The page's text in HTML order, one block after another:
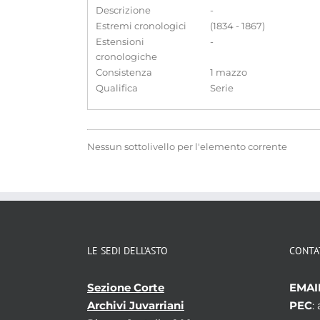
Descrizione
-
Estremi cronologici
(1834 - 1867)
Estensioni
cronologiche
-
Consistenza
1 mazzo
Qualifica
Serie
Nessun sottolivello per l'elemento corrente
LE SEDI DELL’ASTO
Sezione Corte
Archivi Juvarriani
PEC: